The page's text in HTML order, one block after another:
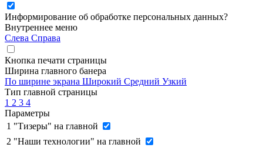
Информирование об обработке персональных данных?
Внутреннее меню
Слева Справа
Кнопка печати страницы
Ширина главного банера
По ширине экрана Широкий Средний Узкий
Тип главной страницы
1 2 3 4
Параметры
1 "Тизеры" на главной
2 "Наши технологии" на главной